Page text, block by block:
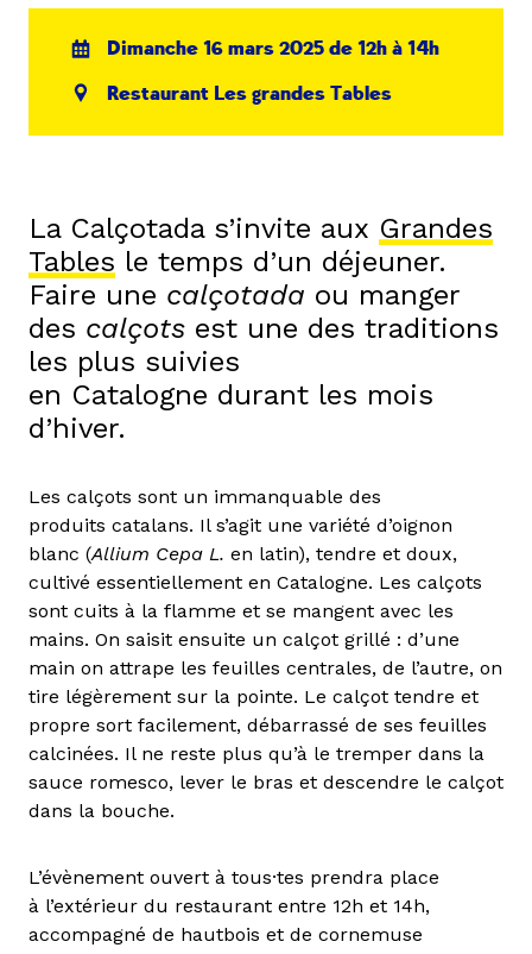
Dimanche 16 mars 2025 de 12h à 14h
Restaurant Les grandes Tables
La Calçotada s’invite aux Grandes
Tables le temps d’un déjeuner.
Faire une calçotada ou manger
des calçots est une des traditions
les plus suivies
en Catalogne durant les mois
d’hiver.
Les calçots sont un immanquable des
produits catalans. Il s’agit une variété d’oignon
blanc (Allium Cepa L. en latin), tendre et doux,
cultivé essentiellement en Catalogne. Les calçots
sont cuits à la flamme et se mangent avec les
mains. On saisit ensuite un calçot grillé : d’une
main on attrape les feuilles centrales, de l’autre, on
tire légèrement sur la pointe. Le calçot tendre et
propre sort facilement, débarrassé de ses feuilles
calcinées. Il ne reste plus qu’à le tremper dans la
sauce romesco, lever le bras et descendre le calçot
dans la bouche.
L’évènement ouvert à tous·tes prendra place
à l’extérieur du restaurant entre 12h et 14h,
accompagné de hautbois et de cornemuse